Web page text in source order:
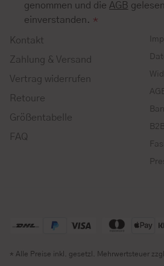
genommen und die AGB
einverstanden. *
Kontakt
Zahlung & Versand
Vertrag widerrufen
Retoure
Größentabelle
FAQ
* Alle Preise inkl. gesetzl. Mehrwertsteuer